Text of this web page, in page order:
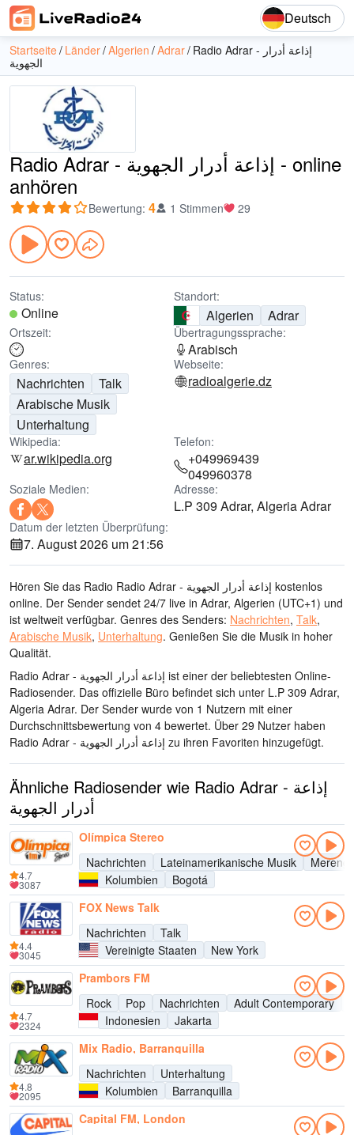
Deutsch
Startseite Länder Algerien Adrar Radio Adrar - إذاعة أدرار
الجهوية
Radio Adrar - إذاعة أدرار الجهوية - online
anhören
Bewertung: 4 1 Stimmen 29
Status:
Online
Standort:
Algerien Adrar
Ortszeit: Übertragungssprache:
Arabisch
Genres:
Nachrichten
Talk
Arabische Musik
Unterhaltung
Webseite:
radioalgerie.dz
Wikipedia:
ar.wikipedia.org
Telefon:
+049969439
049960378
Soziale Medien: Adresse:
L.P 309 Adrar, Algeria Adrar
Datum der letzten Überprüfung:
7. August 2026 um 21:56
Hören Sie das Radio Radio Adrar - إذاعة أدرار الجهوية kostenlos
online. Der Sender sendet 24/7 live in Adrar, Algerien (UTC+1) und
ist weltweit verfügbar. Genres des Senders: Nachrichten, Talk,
Arabische Musik, Unterhaltung. Genießen Sie die Musik in hoher
Qualität.
Radio Adrar - إذاعة أدرار الجهوية ist einer der beliebtesten Online-
Radiosender. Das offizielle Büro befindet sich unter L.P 309 Adrar,
Algeria Adrar. Der Sender wurde von 1 Nutzern mit einer
Durchschnittsbewertung von 4 bewertet. Über 29 Nutzer haben
Radio Adrar - إذاعة أدرار الجهوية zu ihren Favoriten hinzugefügt.
Ähnliche Radiosender wie Radio Adrar - إذاعة
أدرار الجهوية
Olímpica Stereo
Nachrichten
Lateinamerikanische Musik
Kolumbien
Bogotá
4.7
3087
FOX News Talk
Nachrichten
Talk
Vereinigte Staaten
New York
4.4
3045
Prambors FM
Rock
Pop Nachrichten Adult Contemporary
Indonesien
Jakarta
4.7
2324
Mix Radio, Barranquilla
Nachrichten
Unterhaltung
Kolumbien
Barranquilla
4.8
2095
Capital FM, London